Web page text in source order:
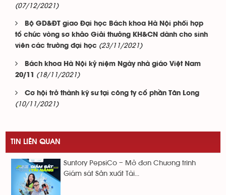
(07/12/2021)
Bộ GD&ĐT giao Đại học Bách khoa Hà Nội phối hợp
tổ chức vòng sơ khảo Giải thưởng KH&CN dành cho sinh
viên các trường đại học (23/11/2021)
Bách khoa Hà Nội kỷ niệm Ngày nhà giáo Việt Nam
20/11
(18/11/2021)
Cơ hội trở thành kỹ sư tại công ty cổ phần Tân Long
(10/11/2021)
TIN LIÊN QUAN
Suntory PepsiCo – Mở đơn Chương trình
Giám sát Sản xuất Tài...